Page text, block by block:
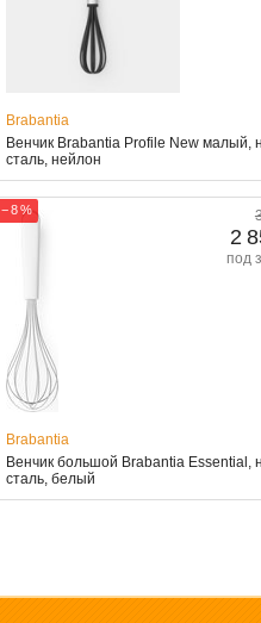
Brabantia
Венчик Brabantia Profile New малый,
сталь, нейлон
− 8 %
2
под
Brabantia
Венчик большой Brabantia Essential,
сталь, белый